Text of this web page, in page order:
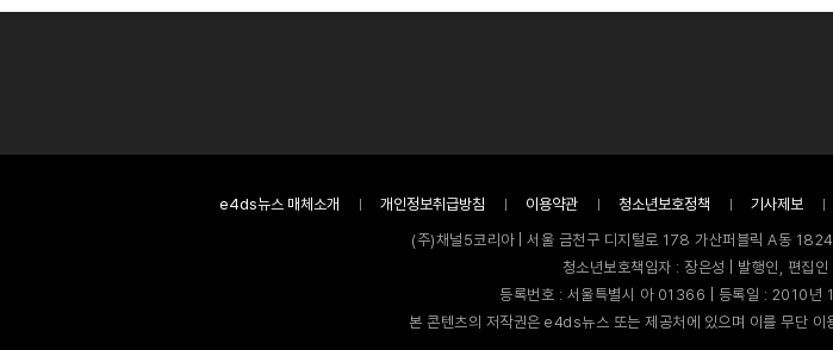
e4ds뉴스 매체소개 개인정보취급방침 이용약관 청소년보호정책 기사제보
(주)채널5코리아 | 서울 금천구 디지털로 178 가산퍼블릭 A동
청소년보호책임자 : 장은성 | 발행인, 편
등록번호 : 서울특별시 아 01366 | 등록일 : 2010
본 콘텐츠의 저작권은 e4ds뉴스 또는 제공처에 있으며 이를 무단